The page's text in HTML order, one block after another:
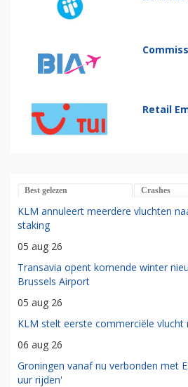
Retail
Best gelezen Crashes
KLM annuleert meerdere vluchten
staking
05 aug 26
Transavia opent komende winter
Brussels Airport
05 aug 26
KLM stelt eerste commerciële vlucht
06 aug 26
Groningen vanaf nu verbonden met
uur rijden'